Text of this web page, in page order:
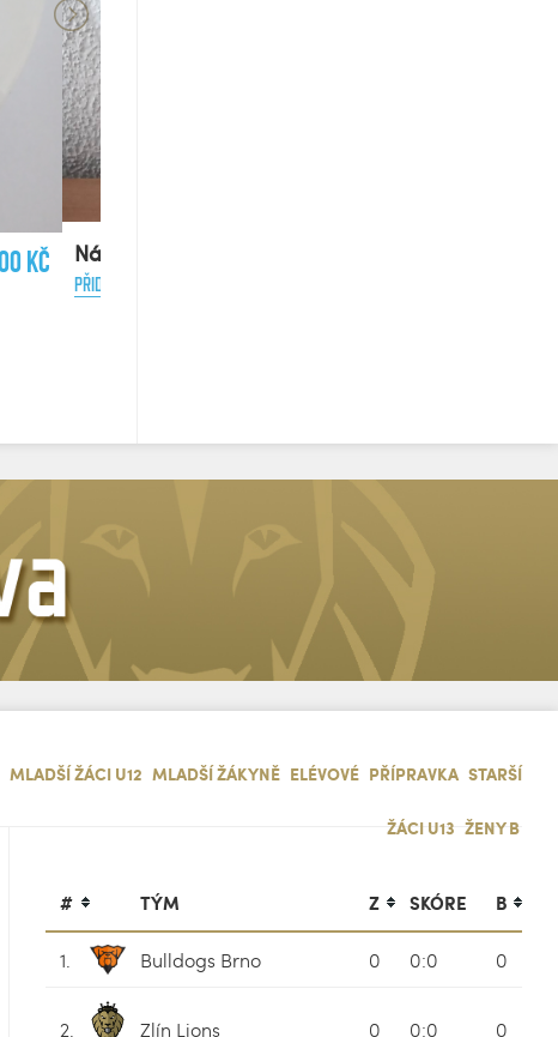
800 Kč
MLADŠÍ ŽÁCI U12 MLADŠÍ ŽÁKYNĚ ELÉVOVÉ PŘÍPRAVKA STARŠÍ
ŽÁCI U13 ŽENY B
# TÝM Z SKÓRE B
1. Bulldogs Brno 0 0:0 0
2. Zlín Lions 0 0:0 0